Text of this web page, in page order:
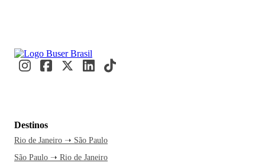
Destinos
Rio de Janeiro ➝ São Paulo
São Paulo ➝ Rio de Janeiro